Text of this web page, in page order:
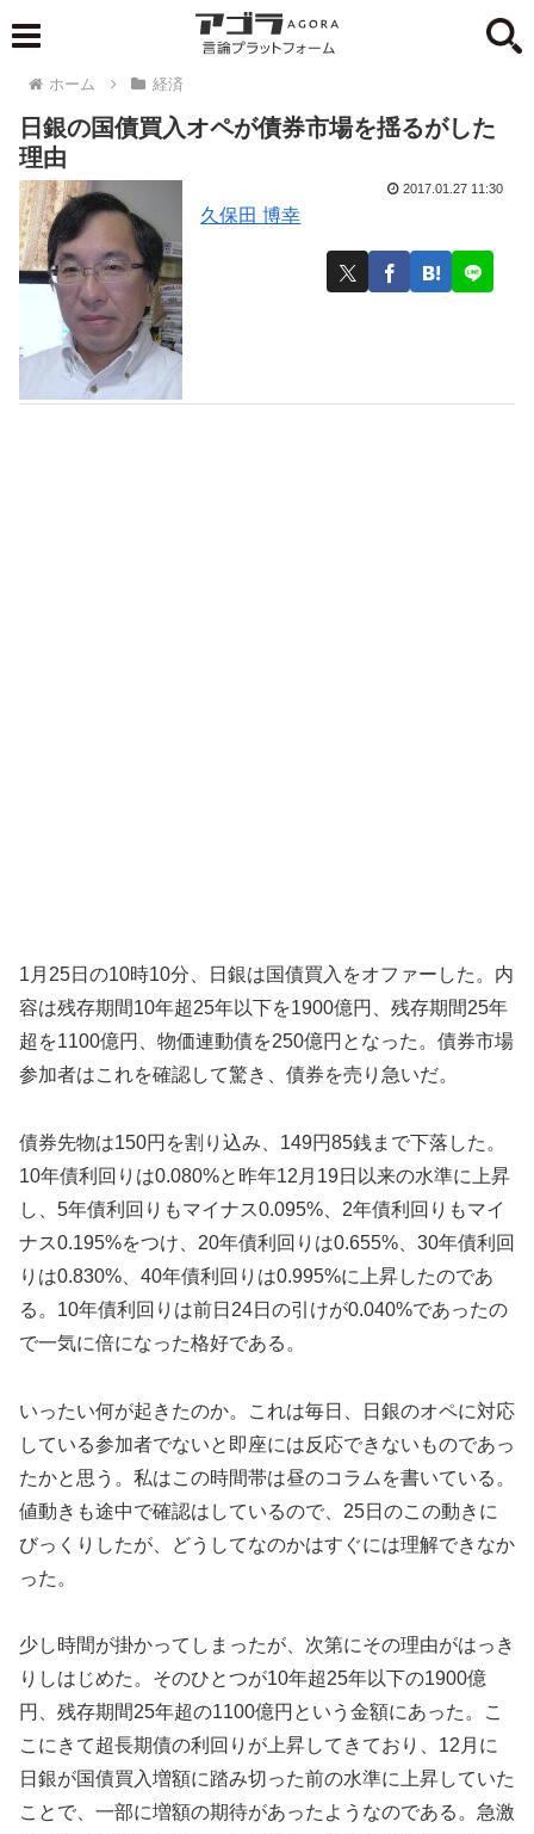
ホーム 経済
日銀の国債買入オペが債券市場を揺るがした
理由
久保田 博幸
2017.01.27 11:30
1月25日の10時10分、日銀は国債買入をオファーした。内
容は残存期間10年超25年以下を1900億円、残存期間25年
超を1100億円、物価連動債を250億円となった。債券市場
参加者はこれを確認して驚き、債券を売り急いだ。
債券先物は150円を割り込み、149円85銭まで下落した。
10年債利回りは0.080%と昨年12月19日以来の水準に上昇
し、5年債利回りもマイナス0.095%、2年債利回りもマイ
ナス0.195%をつけ、20年債利回りは0.655%、30年債利回
りは0.830%、40年債利回りは0.995%に上昇したのであ
る。10年債利回りは前日24日の引けが0.040%であったの
で一気に倍になった格好である。
いったい何が起きたのか。これは毎日、日銀のオペに対応
している参加者でないと即座には反応できないものであっ
たかと思う。私はこの時間帯は昼のコラムを書いている。
値動きも途中で確認はしているので、25日のこの動きに
びっくりしたが、どうしてなのかはすぐには理解できなか
った。
少し時間が掛かってしまったが、次第にその理由がはっき
りしはじめた。そのひとつが10年超25年以下の1900億
円、残存期間25年超の1100億円という金額にあった。こ
こにきて超長期債の利回りが上昇してきており、12月に
日銀が国債買入増額に踏み切った前の水準に上昇していた
ことで、一部に増額の期待があったようなのである。急激